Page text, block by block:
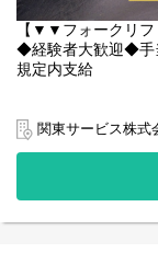
・多様なキャリア
ステップも可能で
優しいスタッフが
わからないことは
「時に厳しく・時
【▼▼フォークリフ
◆経験者大歓迎◆手
規定内支給
時給：1,500円～
12,000円/日×21
＜＜＜月収25万円
関東サービス株式